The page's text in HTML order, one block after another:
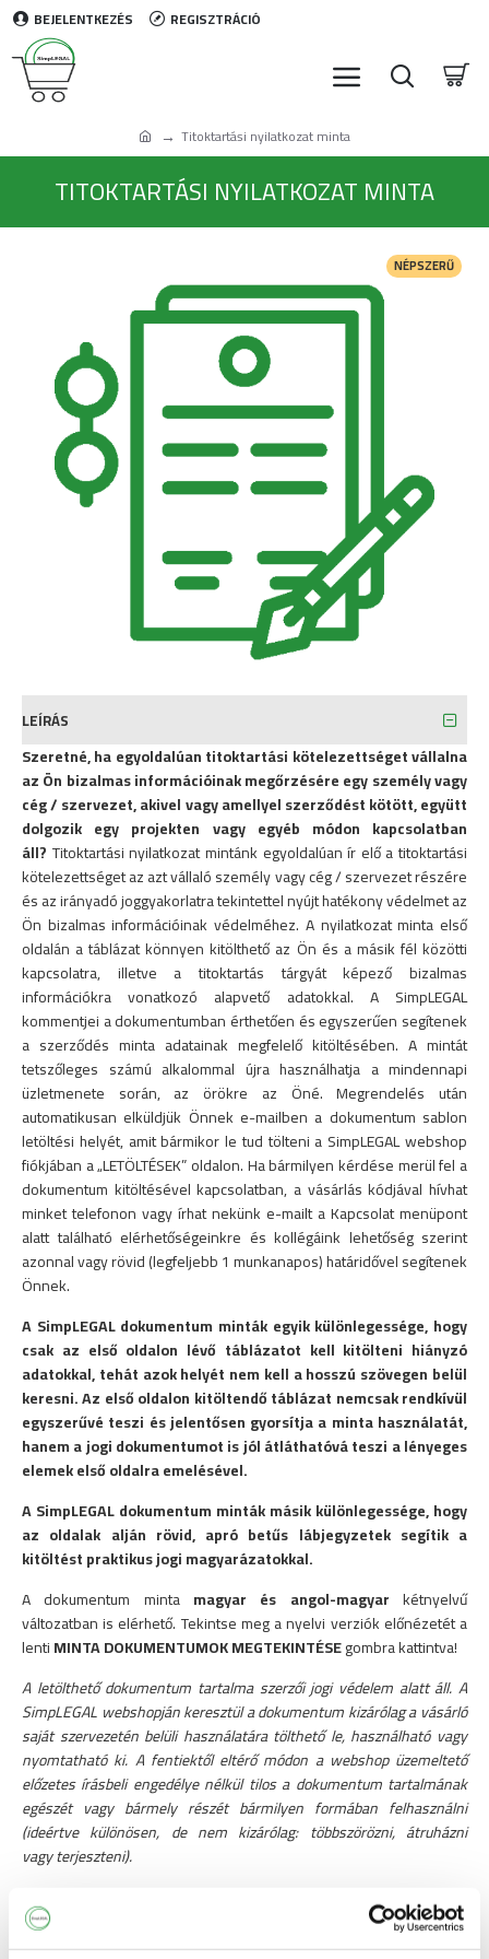
BEJELENTKEZÉS REGISZTRÁCIÓ
Titoktartási nyilatkozat minta
TITOKTARTÁSI NYILATKOZAT MINTA
NÉPSZERŰ
LEÍRÁS
Szeretné, ha egyoldalúan titoktartási kötelezettséget vállalna
az Ön bizalmas információinak megőrzésére egy személy vagy
cég / szervezet, akivel vagy amellyel szerződést kötött, együtt
dolgozik egy projekten vagy egyéb módon kapcsolatban
áll? Titoktartási nyilatkozat mintánk egyoldalúan ír elő a titoktartási
kötelezettséget az azt vállaló személy vagy cég / szervezet részére
és az irányadó joggyakorlatra tekintettel nyújt hatékony védelmet az
Ön bizalmas információinak védelméhez. A nyilatkozat minta első
oldalán a táblázat könnyen kitölthető az Ön és a másik fél közötti
kapcsolatra, illetve a titoktartás tárgyát képező bizalmas
információkra vonatkozó alapvető adatokkal. A SimpLEGAL
kommentjei a dokumentumban érthetően és egyszerűen segítenek
a szerződés minta adatainak megfelelő kitöltésében. A mintát
tetszőleges számú alkalommal újra használhatja a mindennapi
üzletmenete során, az örökre az Öné. Megrendelés után
automatikusan elküldjük Önnek e-mailben a dokumentum sablon
letöltési helyét, amit bármikor le tud tölteni a SimpLEGAL webshop
fiókjában a „LETÖLTÉSEK” oldalon. Ha bármilyen kérdése merül fel a
dokumentum kitöltésével kapcsolatban, a vásárlás kódjával hívhat
minket telefonon vagy írhat nekünk e-mailt a Kapcsolat menüpont
alatt található elérhetőségeinkre és kollégáink lehetőség szerint
azonnal vagy rövid (legfeljebb 1 munkanapos) határidővel segítenek
Önnek.
A SimpLEGAL dokumentum minták egyik különlegessége, hogy
csak az első oldalon lévő táblázatot kell kitölteni hiányzó
adatokkal, tehát azok helyét nem kell a hosszú szövegen belül
keresni. Az első oldalon kitöltendő táblázat nemcsak rendkívül
egyszerűvé teszi és jelentősen gyorsítja a minta használatát,
hanem a jogi dokumentumot is jól átláthatóvá teszi a lényeges
elemek első oldalra emelésével.
A SimpLEGAL dokumentum minták másik különlegessége, hogy
az oldalak alján rövid, apró betűs lábjegyzetek segítik a
kitöltést praktikus jogi magyarázatokkal.
A dokumentum minta magyar és angol-magyar kétnyelvű
változatban is elérhető. Tekintse meg a nyelvi verziók előnézetét a
lentiMINTA DOKUMENTUMOK MEGTEKINTÉSEgombra kattintva!
A letölthető dokumentum tartalma szerzői jogi védelem alatt áll. A
SimpLEGAL webshopján keresztül a dokumentum kizárólag a vásárló
saját szervezetén belüli használatára tölthető le, használható vagy
nyomtatható ki. A fentiektől eltérő módon a webshop üzemeltető
előzetes írásbeli engedélye nélkül tilos a dokumentum tartalmának
egészét vagy bármely részét bármilyen formában felhasználni
(ideértve különösen, de nem kizárólag: többszörözni, átruházni
vagy terjeszteni).
Címkék: Titoktartási nyilatkozat minta Titoktartási nyilatkozat
tartalma Titoktartási nyilatkozat formája Titoktartási nyilatkozat
gyakori kérdések Titoktartási nyilatkozat és szellemi tulajdon